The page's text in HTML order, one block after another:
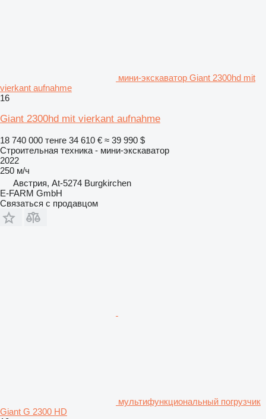
мини-экскаватор Giant 2300hd mit
vierkant aufnahme
16
Giant 2300hd mit vierkant aufnahme
18 740 000 тенге 34 610 € ≈ 39 990 $
Строительная техника - мини-экскаватор
2022
250 м/ч
Австрия, At-5274 Burgkirchen
E-FARM GmbH
Связаться с продавцом
мультифункциональный погрузчик
Giant G 2300 HD